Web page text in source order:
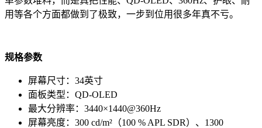
用等各个方面都做到了极致，一步到位用很多年真不亏。
规格参数
屏幕尺寸：34英寸
面板类型：QD-OLED
最大分辨率：3440×1440@360Hz
屏幕亮度：300 cd/m²（100 % APL SDR）、1300